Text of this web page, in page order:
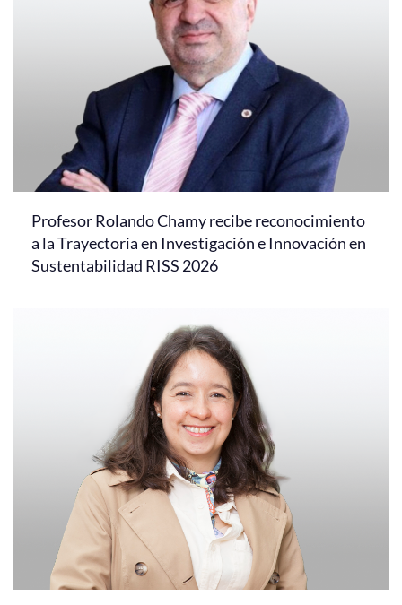
Profesor Rolando Chamy recibe reconocimiento
a la Trayectoria en Investigación e Innovación en
Sustentabilidad RISS 2026